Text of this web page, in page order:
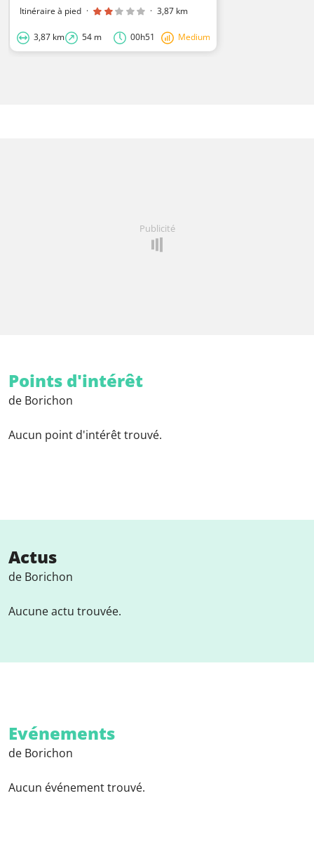
Itinéraire à pied · · 3,87 km
3,87 km 54 m 00h51 Medium
Publicité
Points d'intérêt
de Borichon
Aucun point d'intérêt trouvé.
Actus
de Borichon
Aucune actu trouvée.
Evénements
de Borichon
Aucun événement trouvé.